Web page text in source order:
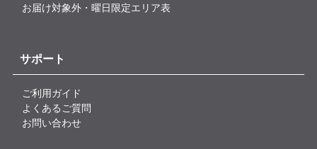
お届け対象外・曜日限定エリア表
サポート
ご利用ガイド
よくあるご質問
お問い合わせ